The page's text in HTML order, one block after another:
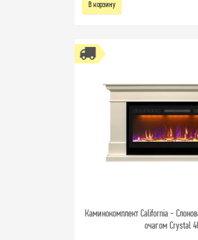
В корзину
Каминокомплект California -
очагом Crystal